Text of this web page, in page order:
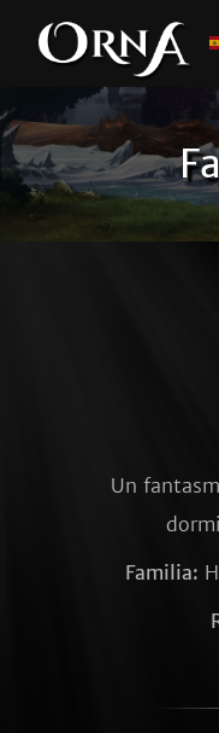
Un
Familia: